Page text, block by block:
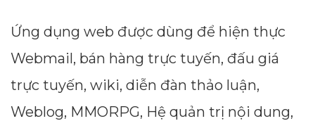
Ứng dụng web được dùng để hiện thực
Webmail, bán hàng trực tuyến, đấu giá
trực tuyến, wiki, diễn đàn thảo luận,
Weblog, MMORPG, Hệ quản trị nội dung,